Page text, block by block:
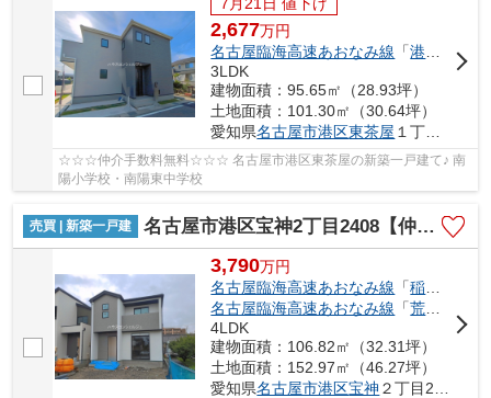
2,677万円
名古屋臨海高速あおなみ線 「港北
」駅
3LDK
建物面積：95.65㎡（28.93坪）
土地面積：101.30㎡（30.64坪）
愛知県名古屋市港区東茶屋 １丁目494
☆☆☆仲介手数料無料☆☆☆ 名古屋市港区東茶屋の新築一戸建て♪ 南
陽小学校・南陽東中学校
売買 | 新築一戸建 名古屋市港区宝神2丁目2408【仲介手数料無料】新築一戸建て 3号棟
3,790万円
名古屋臨海高速あおなみ線 「稲永
名古屋臨海高速あおなみ線 「荒子川公園
4LDK
建物面積：106.82㎡（32.31坪）
土地面積：152.97㎡（46.27坪）
愛知県名古屋市港区宝神 ２丁目2408-1